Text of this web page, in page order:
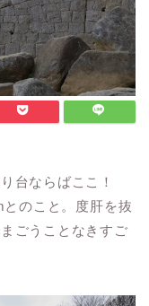
り台ならばここ！
のこと。度肝を抜
ごうことなきすご